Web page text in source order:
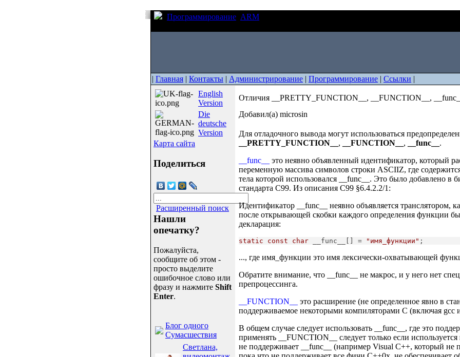
Программирование ARM
| Главная | Контакты | Администрирование | Программирование | Ссылки |
English
Version
Die
deutsche
Version
Карта сайта
Поделиться
Расширенный поиск
Нашли
опечатку?
Пожалуйста,
сообщите об этом -
просто выделите
ошибочное слово или
фразу и нажмите Shift
Enter.
Блог одного
Сумасшествия
Светлана,
Отличия __PRETTY_FUNCTION__, __FUNCTION__,
Добавил(а) microsin
Для отладочного вывода могут использоваться
__PRETTY_FUNCTION__ , __FUNCTION__ , __func__ .
__func__
это неявно объявленный идентификатор, который
переменную массива символов строки ASCIIZ, где
тела которой использовался __func__. Это было добавлено в
стандарта C99. Из описания C99 §6.4.2.2/1:
Идентификатор __func__ неявно объявляется транслятором,
после открывающей скобки каждого определения функции
декларация:
static const char __func__[] = "имя_функции" ;
..., где имя_функции это имя лексически-охватывающей
Обратите внимание, что __func__ не макрос, и у него нет
препроцессинга.
__FUNCTION__
это расширение (не определенное явно в
поддерживаемое некоторыми компиляторами C (включая gcc
В общем случае следует использовать __func__, где это
применять __FUNCTION__ следует только если
не поддерживает __func__ (например Visual C++, который не